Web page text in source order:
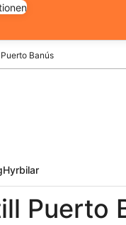
Puerto Banús
Hyrbilar
Puerto